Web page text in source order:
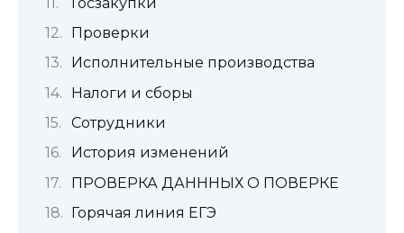
Проверки
Исполнительные производства
Налоги и сборы
Сотрудники
История изменений
ПРОВЕРКА ДАНННЫХ О ПОВЕРКЕ‍
Горячая линия ЕГЭ